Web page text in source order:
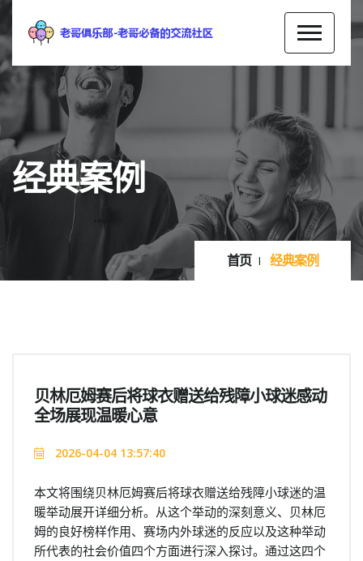
经典案例
首页 经典案例
贝林厄姆赛后将球衣赠送给残障小球迷感动
全场展现温暖心意
2026-04-04 13:57:40
本文将围绕贝林厄姆赛后将球衣赠送给残障小球迷的温
暖举动展开详细分析。从这个举动的深刻意义、贝林厄
姆的良好榜样作用、赛场内外球迷的反应以及这种举动
所代表的社会价值四个方面进行深入探讨。通过这四个